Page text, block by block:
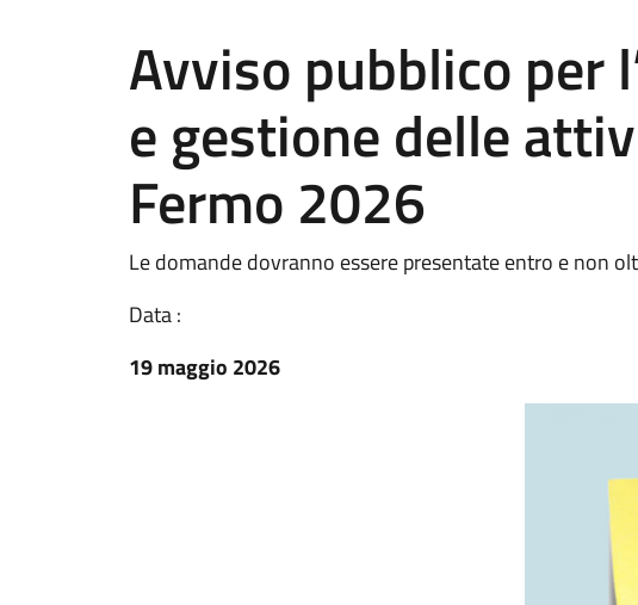
Avviso pubblico per
e gestione delle
Fermo 2026
Le domande dovranno essere presentate entro e non
Data :
19 maggio 2026